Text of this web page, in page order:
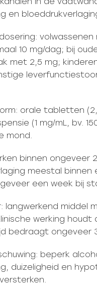
en
dosering:
10 mg/dag; bij
met 2,5 mg;
orale tabletten
(1 mg/mL, bv.
mond.
binnen ongeveer
meestal binnen
een week bij
langwerkend middel
werking houdt
bedraagt ongeveer
beperk
duizeligheid en